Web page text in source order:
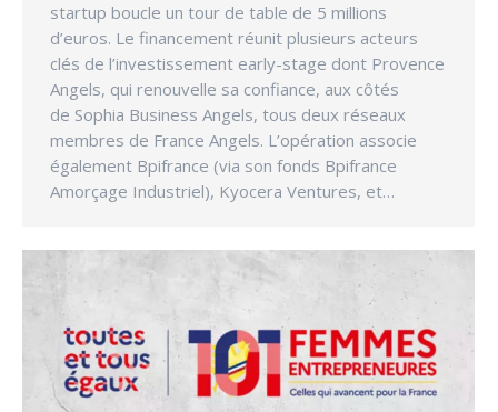
startup boucle un tour de table de 5 millions
d’euros. Le financement réunit plusieurs acteurs
clés de l’investissement early-stage dont Provence
Angels, qui renouvelle sa confiance, aux côtés
de Sophia Business Angels, tous deux réseaux
membres de France Angels. L’opération associe
également Bpifrance (via son fonds Bpifrance
Amorçage Industriel), Kyocera Ventures, et…